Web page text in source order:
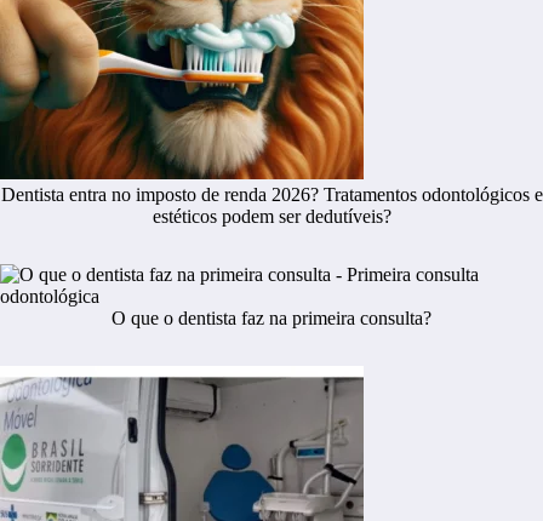
Dentista entra no imposto de renda 2026? Tratamentos odontológicos e
estéticos podem ser dedutíveis?
O que o dentista faz na primeira consulta?